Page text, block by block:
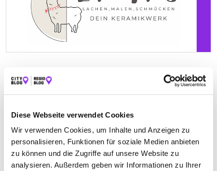
Diese Webseite verwendet Cookies
Wir verwenden Cookies, um Inhalte und Anzeigen zu
personalisieren, Funktionen für soziale Medien anbieten
zu können und die Zugriffe auf unsere Website zu
analysieren. Außerdem geben wir Informationen zu Ihrer
Geschlossen - öffnet morgen um 00:00 Uhr
Kister Straße 4| 97271 Kleinrinderfeld DE
+4993666080908